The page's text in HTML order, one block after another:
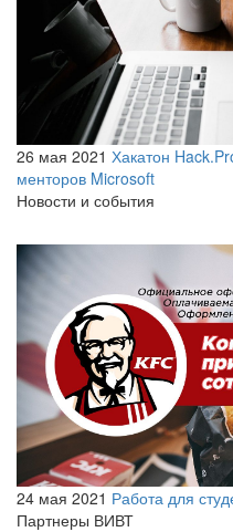
26 мая 2021 Хакатон
менторов Microsoft
Новости и события
24 мая 2021 Работа для
Партнеры ВИВТ